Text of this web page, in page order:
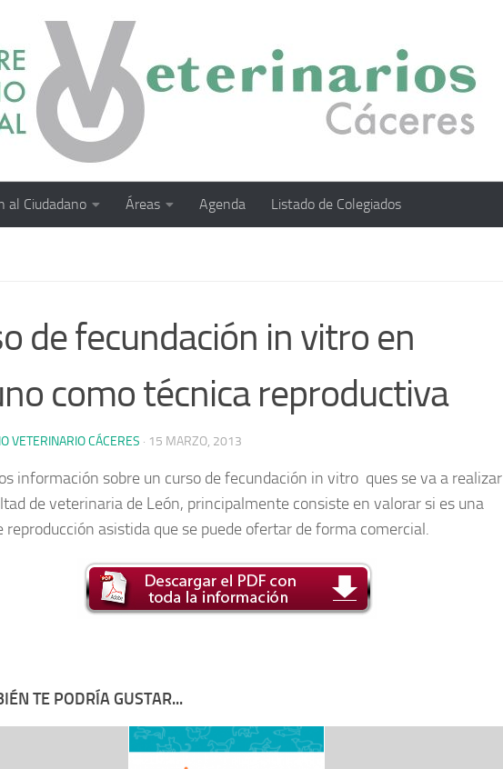
al Ciudadano Áreas Agenda Listado de Colegiados
de fecundación in vitro en
como técnica reproductiva
VETERINARIO CÁCERES · 15 MARZO, 2013
información sobre un curso de fecundación in vitro ques se va a realizar
de veterinaria de León, principalmente consiste en valorar si es una
reproducción asistida que se puede ofertar de forma comercial.
TE PODRÍA GUSTAR...